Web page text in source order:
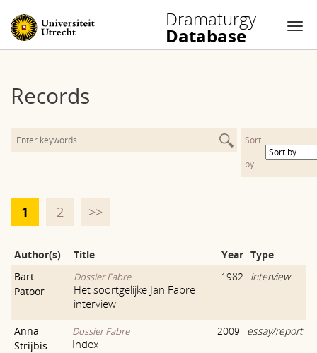
Dramaturgy
Database
content
Records
Sort
by
1 2 >>
Author(s) Title Year Type
Bart
Patoor
Dossier Fabre
Het soortgelijke Jan Fabre
interview
1982 interview
Anna
Strijbis
Dossier Fabre
Index
2009 essay/report